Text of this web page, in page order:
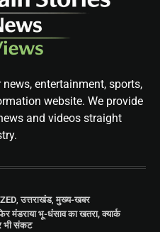
entertainment, sports,
website. We provide
and videos straight
,उत्तराखंड,मुख्य-खबर
मंडराया भू-धंसाव का खतरा, क्यार्क
भी संकट